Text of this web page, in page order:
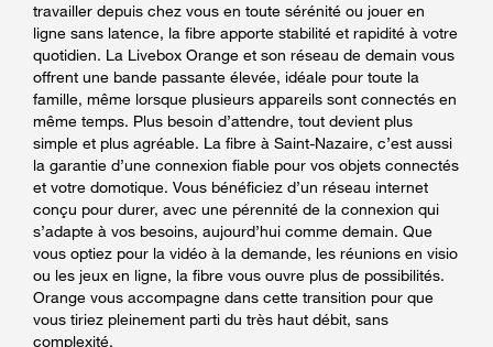
travailler depuis chez vous en toute sérénité ou jouer en
ligne sans latence, la fibre apporte stabilité et rapidité à votre
quotidien. La Livebox Orange et son réseau de demain vous
offrent une bande passante élevée, idéale pour toute la
famille, même lorsque plusieurs appareils sont connectés en
même temps. Plus besoin d’attendre, tout devient plus
simple et plus agréable. La fibre à Saint-Nazaire, c’est aussi
la garantie d’une connexion fiable pour vos objets connectés
et votre domotique. Vous bénéficiez d’un réseau internet
conçu pour durer, avec une pérennité de la connexion qui
s’adapte à vos besoins, aujourd’hui comme demain. Que
vous optiez pour la vidéo à la demande, les réunions en visio
ou les jeux en ligne, la fibre vous ouvre plus de possibilités.
Orange vous accompagne dans cette transition pour que
vous tiriez pleinement parti du très haut débit, sans
complexité.